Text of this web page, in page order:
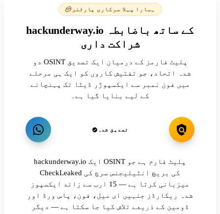
ہمارا پہلا سرکاری پارٹنر
hackunderway.io کے ساتھ باضابطہ
شراکت داری
دو OSINT پلیٹ فارمز کے درمیان ایک تصدیق
شدہ اتحاد، جو تفتیش کاروں کو ایک ہی مرحلے
میں فون نمبر سے ایکسپوژر ڈیٹا تک پہنچانے
کے لیے بنایا گیا ہے۔
تصدیق شدہ
hackunderway.io ایک OSINT پلیٹ فارم ہے جو
CheckLeaked کی بریچ انٹیلیجنس سرچ کی
میزبانی کرتا ہے — 15 ارب سے زائد ایکسپوز
شدہ ریکارڈز جنہیں ای میل، فون، پاس ورڈ اور
ڈومین کے ذریعے تلاش کیا جا سکتا ہے — دیگر